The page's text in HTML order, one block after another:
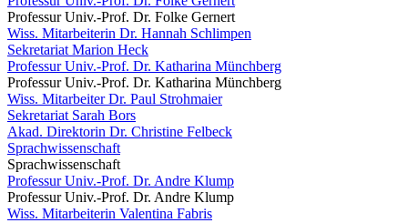
Professur Univ.-Prof. Dr. Folke Gernert
Wiss. Mitarbeiterin Dr. Hannah Schlimpen
Sekretariat Marion Heck
Professur Univ.-Prof. Dr. Katharina Münchberg
Professur Univ.-Prof. Dr. Katharina Münchberg
Wiss. Mitarbeiter Dr. Paul Strohmaier
Sekretariat Sarah Bors
Akad. Direktorin Dr. Christine Felbeck
Sprachwissenschaft
Sprachwissenschaft
Professur Univ.-Prof. Dr. Andre Klump
Professur Univ.-Prof. Dr. Andre Klump
Wiss. Mitarbeiterin Valentina Fabris